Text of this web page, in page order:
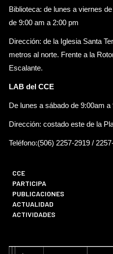
Biblioteca: de lunes a viernes
de 9:00 am a 2:00 pm
Dirección: de la Iglesia Santa
metros al norte. Frente a la
Escalante.
LAB del CCE
De lunes a sábado de 9:00am a
Dirección: costado este de la
Teléfono:(506) 2257-2919 /
CCE
PARTICIPA
PUBLICACIONES
ACTUALIDAD
ACTIVIDADES